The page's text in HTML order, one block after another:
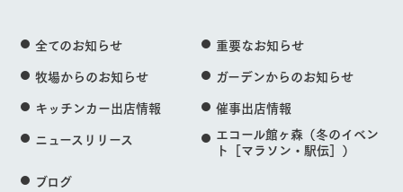
全てのお知らせ
重要なお知らせ
牧場からのお知らせ
ガーデンからのお知らせ
キッチンカー出店情報
催事出店情報
ニュースリリース
エコール館ヶ森（冬のイベン
ト［マラソン・駅伝］）
ブログ